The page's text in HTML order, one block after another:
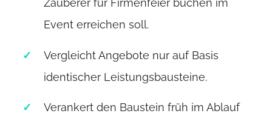
Zauberer für Firmenfeier buchen im
Event erreichen soll.
Vergleicht Angebote nur auf Basis
identischer Leistungsbausteine.
Verankert den Baustein früh im Ablauf